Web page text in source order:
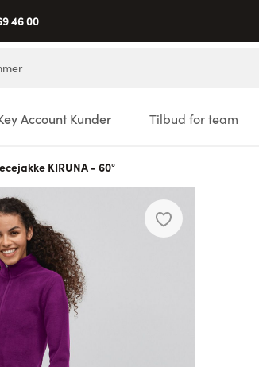
46 00
Account Kunder Tilbud for team
KIRUNA - 60°